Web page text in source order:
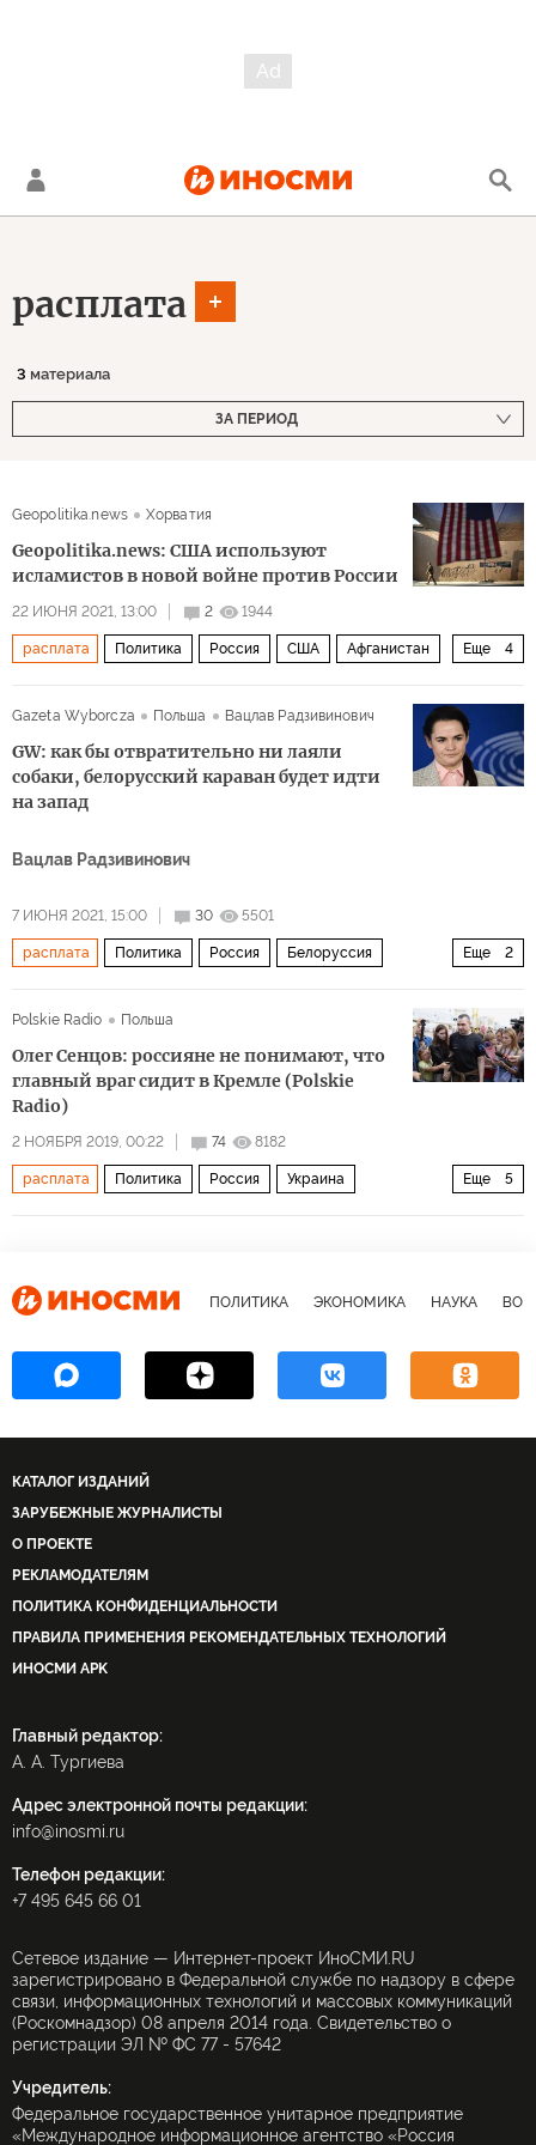
расплата
3 материала
ЗА ПЕРИОД
Geopolitika.news Хорватия
Geopolitika.news: США используют
исламистов в новой войне против России
22 ИЮНЯ 2021, 13:00 2 1944
Еще 4
расплата Политика Россия США Афганистан
Gazeta Wyborcza
Польша Вацлав Радзивинович
GW: как бы отвратительно ни лаяли
собаки, белорусский караван будет идти
на запад
Вацлав Радзивинович
7 ИЮНЯ 2021, 15:00 30 5501
Еще 2
расплата Политика Россия Белоруссия
Polskie Radio
Польша
Олег Сенцов: россияне не понимают, что
главный враг сидит в Кремле (Polskie
Radio)
2 НОЯБРЯ 2019, 00:22 74 8182
Еще 5
расплата Политика Россия Украина
ПОЛИТИКА ЭКОНОМИКА НАУКА
КАТАЛОГ ИЗДАНИЙ
ЗАРУБЕЖНЫЕ ЖУРНАЛИСТЫ
О ПРОЕКТЕ
РЕКЛАМОДАТЕЛЯМ
ПОЛИТИКА КОНФИДЕНЦИАЛЬНОСТИ
ПРАВИЛА ПРИМЕНЕНИЯ РЕКОМЕНДАТЕЛЬНЫХ ТЕХНОЛОГИЙ
ИНОСМИ APK
Главный редактор:
А. А. Тургиева
Адрес электронной почты редакции:
info@inosmi.ru
Телефон редакции:
+7 495 645 66 01
Сетевое издание — Интернет-проект ИноСМИ.RU
зарегистрировано в Федеральной службе по надзору в сфере
связи, информационных технологий и массовых коммуникаций
(Роскомнадзор) 08 апреля 2014 года. Свидетельство о
регистрации ЭЛ № ФС 77 - 57642
Учредитель:
Федеральное государственное унитарное предприятие
«Международное информационное агентство «Россия